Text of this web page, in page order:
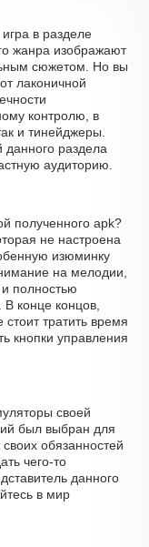
в разделе
жанра изображают
сюжетом. Но вы
лаконичной
контролю, в
и тинейджеры.
данного раздела
аудиторию.
полученного apk?
не настроена
изюминку
на мелодии,
полностью
В конце концов,
тратить время
кнопки управления
своей
был выбран для
обязанностей
чего-то
данного
в мир